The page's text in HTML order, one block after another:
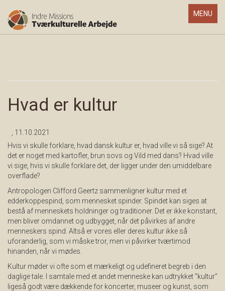
Toggle
MENU
Hvad er kultur
, 11.10.2021
Hvis vi skulle forklare, hvad dansk kultur er, hvad ville vi så sige? At
det er noget med kartofler, brun sovs og Vild med dans? Hvad ville
vi sige, hvis vi skulle forklare det, der ligger under den umiddelbare
overflade?
Antropologen Clifford Geertz sammenligner kultur med et
edderkoppespind, som mennesket spinder. Spindet kan siges at
bestå af menneskets holdninger og traditioner. Det er ikke konstant,
men bliver omdannet og udbygget, når det påvirkes af andre
menneskers spind. Altså er vores eller deres kultur ikke så
uforanderlig, som vi måske tror, men vi påvirker tværtimod
hinanden, når vi mødes.
Kultur møder vi ofte som et mærkeligt og udefineret begreb i den
daglige tale. I samtale med et andet menneske kan udtrykket "kultur"
ligeså godt være dækkende for koncerter, museer og kunst, som